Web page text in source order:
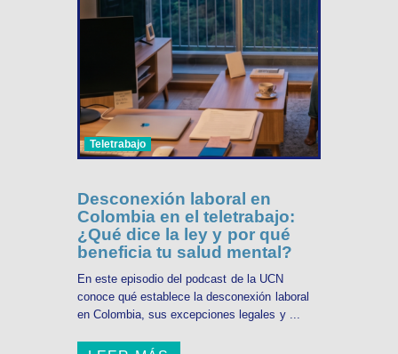
Teletrabajo
Desconexión laboral en
Colombia en el teletrabajo:
¿Qué dice la ley y por qué
beneficia tu salud mental?
En este episodio del podcast de la UCN
conoce qué establece la desconexión laboral
en Colombia, sus excepciones legales y ...